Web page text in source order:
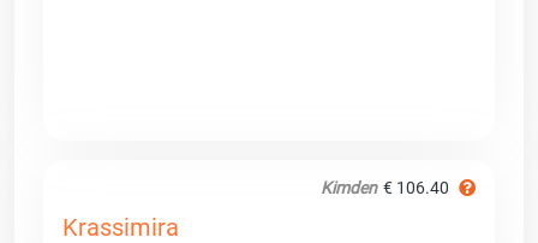
Kimden € 106.40
Krassimira